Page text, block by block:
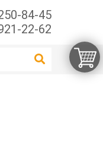
84-45
22-62